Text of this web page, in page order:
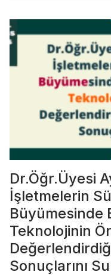
Dr.Öğr.Üyesi
İşletmelerin
Büyümesinde
Teknolojinin
Sonuçlarını